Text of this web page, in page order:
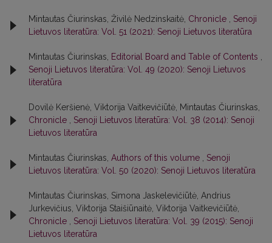
Mintautas Čiurinskas, Živilė Nedzinskaitė, Chronicle , Senoji
Lietuvos literatūra: Vol. 51 (2021): Senoji Lietuvos literatūra
Mintautas Čiurinskas, Editorial Board and Table of Contents ,
Senoji Lietuvos literatūra: Vol. 49 (2020): Senoji Lietuvos
literatūra
Dovilė Keršienė, Viktorija Vaitkevičiūtė, Mintautas Čiurinskas,
Chronicle , Senoji Lietuvos literatūra: Vol. 38 (2014): Senoji
Lietuvos literatūra
Mintautas Čiurinskas, Authors of this volume , Senoji
Lietuvos literatūra: Vol. 50 (2020): Senoji Lietuvos literatūra
Mintautas Čiurinskas, Simona Jaskelevičiūtė, Andrius
Jurkevičius, Viktorija Staišiūnaitė, Viktorija Vaitkevičiūtė,
Chronicle , Senoji Lietuvos literatūra: Vol. 39 (2015): Senoji
Lietuvos literatūra